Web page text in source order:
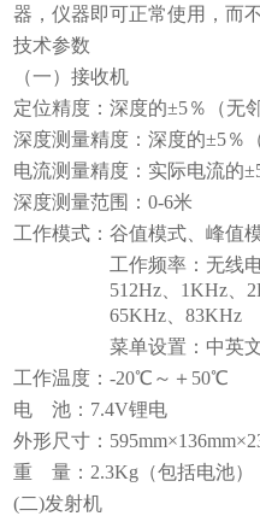
器，仪器即可正常使用，而
技术参数
（一）接收机
定位精度：深度的±5％（无
深度测量精度：深度的±5％
电流测量精度：实际电流的
深度测量范围：0-6米
工作模式：谷值模式、峰值
工作频率：无线电
512Hz、1KHz、
65KHz、83KHz
菜单设置：中英
工作温度：-20℃～＋50℃
电 池：7.4V锂电
外形尺寸：
重 量：2.3Kg（包括电池）
(二)发射机